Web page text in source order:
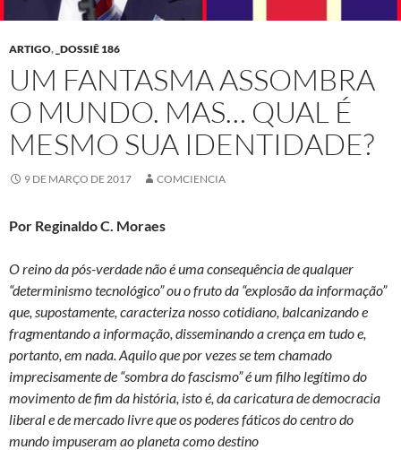
ARTIGO, _DOSSIÊ 186
UM FANTASMA ASSOMBRA
O MUNDO. MAS… QUAL É
MESMO SUA IDENTIDADE?
9 DE MARÇO DE 2017 COMCIENCIA
Por Reginaldo C. Moraes
O reino da pós-verdade não é uma consequência de qualquer
“determinismo tecnológico” ou o fruto da “explosão da informação”
que, supostamente, caracteriza nosso cotidiano, balcanizando e
fragmentando a informação, disseminando a crença em tudo e,
portanto, em nada. Aquilo que por vezes se tem chamado
imprecisamente de “sombra do fascismo” é um filho legítimo do
movimento de fim da história, isto é, da caricatura de democracia
liberal e de mercado livre que os poderes fáticos do centro do
mundo impuseram ao planeta como destino